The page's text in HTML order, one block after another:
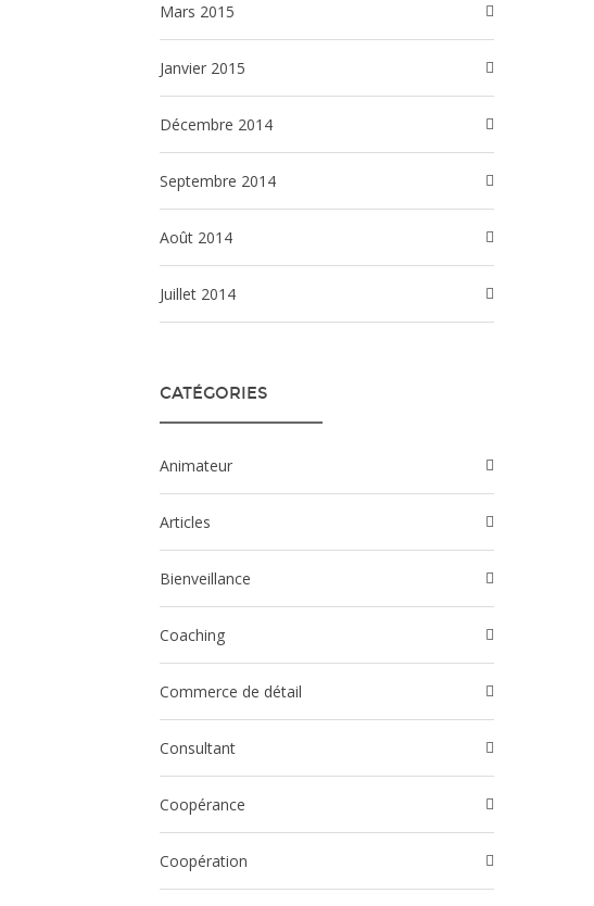
mars 2015
janvier 2015
décembre 2014
septembre 2014
août 2014
juillet 2014
CATÉGORIES
Animateur
Articles
Bienveillance
Coaching
Commerce de détail
Consultant
Coopérance
Coopération